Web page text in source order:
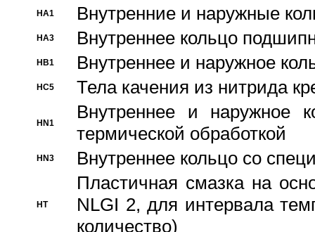
HA1 Внутренние и наружные
HA3 Bнутреннее кольцо
HB1 Bнутреннее и наружное
HC5 Тела качения из нитрида
HN1
Bнутреннее и наружное
термической обработкой
HN3 Внутреннее кольцо со
HT
Пластичная смазка на
NLGI 2, для интервала
количество)